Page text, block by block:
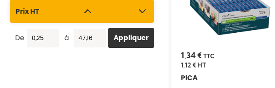
4040
4041
4043
Prix HT
De à
1,34 € TTC
1,12 €HT
PICA